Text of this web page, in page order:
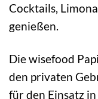
Cocktails,
genießen.
Die wisefood
den privaten
für den Einsatz